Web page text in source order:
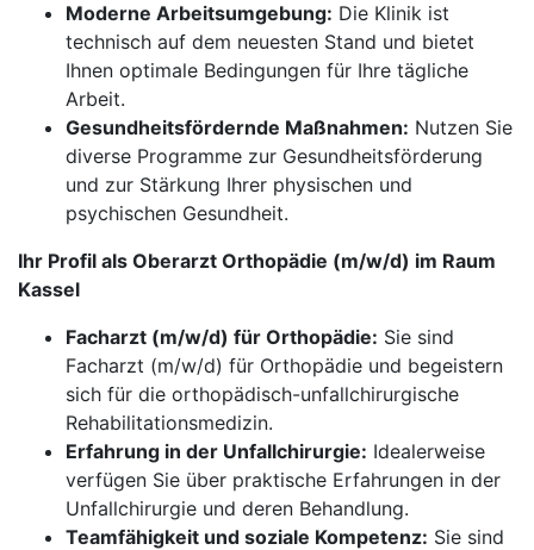
Moderne Arbeitsumgebung: Die Klinik ist
technisch auf dem neuesten Stand und bietet
Ihnen optimale Bedingungen für Ihre tägliche
Arbeit.
Gesundheitsfördernde Maßnahmen: Nutzen Sie
diverse Programme zur Gesundheitsförderung
und zur Stärkung Ihrer physischen und
psychischen Gesundheit.
Ihr Profil als Oberarzt Orthopädie (m/w/d) im Raum
Kassel
Facharzt (m/w/d) für Orthopädie: Sie sind
Facharzt (m/w/d) für Orthopädie und begeistern
sich für die orthopädisch-unfallchirurgische
Rehabilitationsmedizin.
Erfahrung in der Unfallchirurgie: Idealerweise
verfügen Sie über praktische Erfahrungen in der
Unfallchirurgie und deren Behandlung.
Teamfähigkeit und soziale Kompetenz: Sie sind